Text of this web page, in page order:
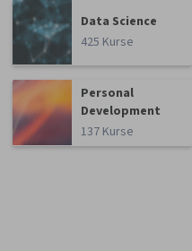
Data Science
425 Kurse
Personal
Development
137 Kurse